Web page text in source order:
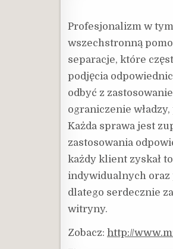
Profesjonalizm w
wszechstronną
separacje, które
podjęcia
odbyć z
ograniczenie
Każda sprawa jest
zastosowania
każdy klient zyskał
indywidualnych oraz
dlatego serdecznie
witryny.
Zobacz: http://